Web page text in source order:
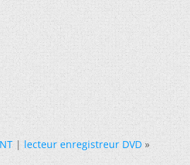
|lecteur enregistreur DVD »